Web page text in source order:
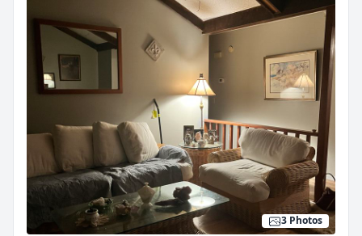
3 Photos